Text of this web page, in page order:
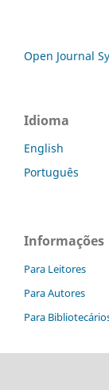
Open Journal
Idioma
English
Português
Informações
Para Leitores
Para Autores
Para